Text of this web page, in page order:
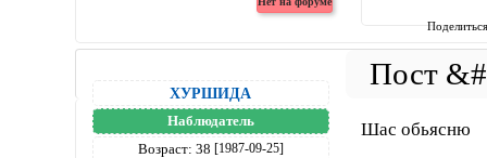
ХУРШИДА
Наблюдатель
Возраст: 38 [1987-09-25]
Шас обьясню